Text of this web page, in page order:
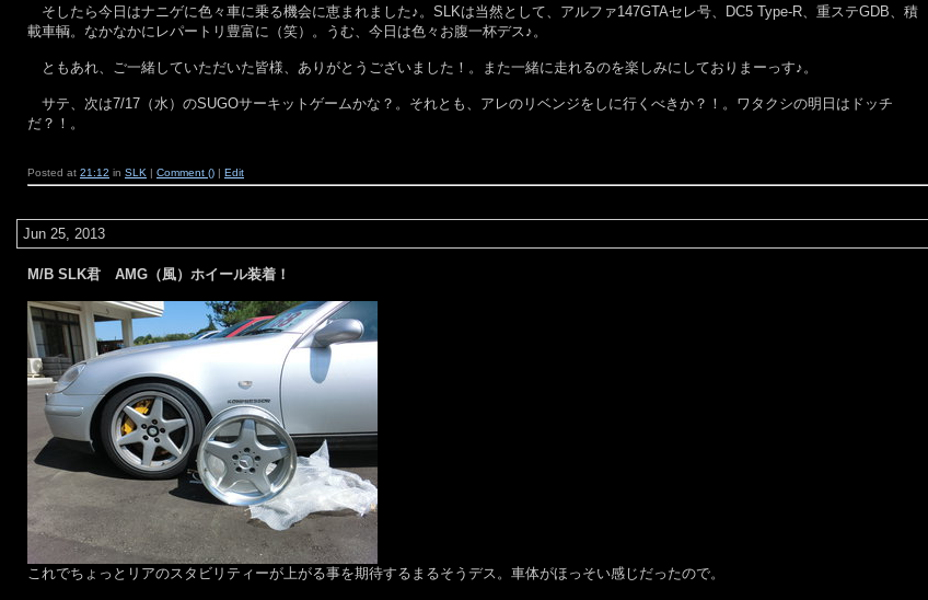
そしたら今日はナニゲに色々車に乗る機会に恵まれました♪。SLKは当然として、アルファ147GTAセレ号、DC5 Type-R、重ステGDB、積
載車輌。なかなかにレパートリ豊富に（笑）。うむ、今日は色々お腹一杯デス♪。
ともあれ、ご一緒していただいた皆様、ありがとうございました！。また一緒に走れるのを楽しみにしておりまーっす♪。
サテ、次は7/17（水）のSUGOサーキットゲームかな？。それとも、アレのリベンジをしに行くべきか？！。ワタクシの明日はドッチ
だ？！。
Posted at 21:12 in SLK | Comment () | Edit
Jun 25, 2013
M/B SLK君 AMG（風）ホイール装着！
これでちょっとリアのスタビリティーが上がる事を期待するまるそうデス。車体がほっそい感じだったので。